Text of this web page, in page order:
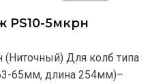
PS10-5мкрн
Для колб типа
65мм, длина 254мм)–